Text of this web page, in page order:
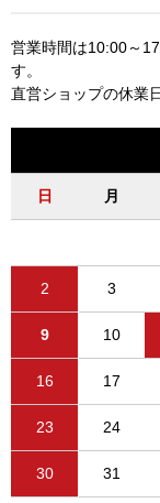
営業時間は10:00～
す。
直営ショップの休業
日 月
2 3
9 10
16 17
23 24
30 31